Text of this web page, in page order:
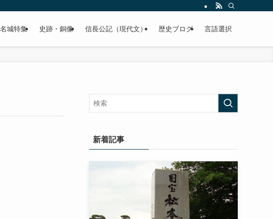
江戸時代と幅広くご紹介致します。
名城特集 史跡・銅像 信長公記（現代文） 歴史ブログ 言語選択
新着記事